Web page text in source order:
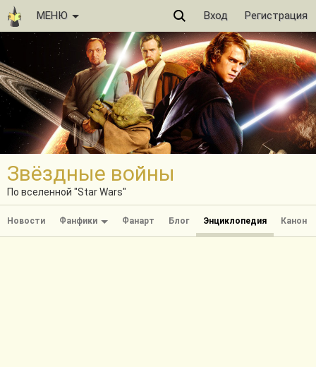
МЕНЮ Вход Регистрация
Звёздные войны
По вселенной "Star Wars"
Новости Фанфики Фанарт Блог Энциклопедия Канон